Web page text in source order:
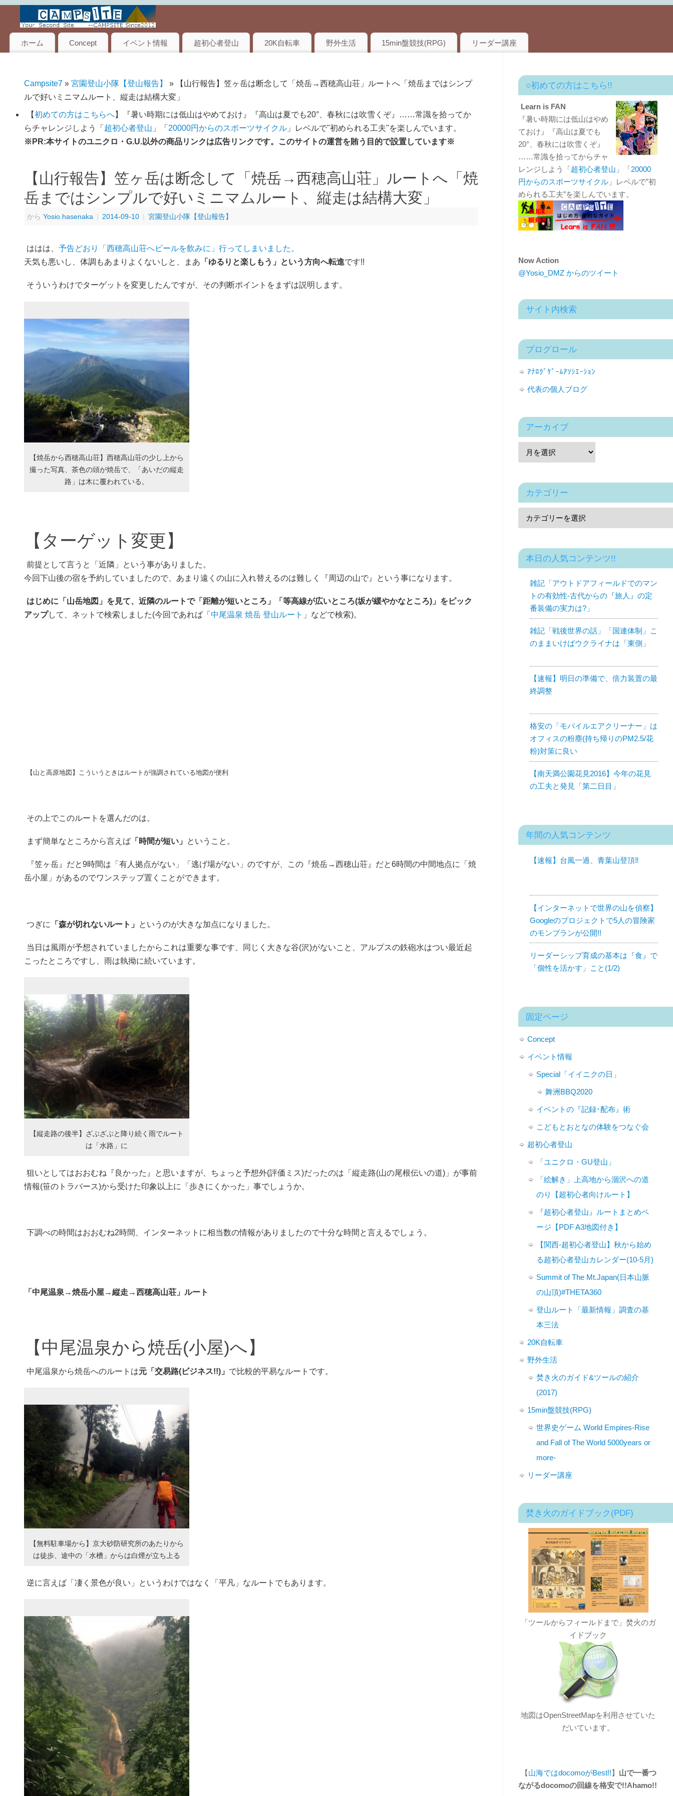
ホーム Concept イベント情報 超初心者登山 20K自転車 野外生活 15min盤競技(RPG) リーダー講座
Campsite7 » 宮園登山小隊【登山報告】
» 【山行報告】笠ヶ岳は断念して「焼岳→西穂高山荘」ルートへ「焼岳まではシンプ
ルで好いミニマムルート、縦走は結構大変」
【初めての方はこちらへ】『暑い時期には低山はやめておけ』『高山は夏でも20°、春秋には吹雪くぞ』……常識を拾ってか
らチャレンジしよう「 超初心者登山 」「 20000円からのスポーツサイクル 」レベルで"初められる工夫"を楽しんでいます。
※PR:本サイトのユニクロ・G.U.以外の商品リンクは広告リンクです。このサイトの運営を賄う目的で設置しています※
【山行報告】笠ヶ岳は断念して「焼岳→西穂高山荘」ルートへ「焼
岳まではシンプルで好いミニマムルート、縦走は結構大変」
から Yosio.hasenaka | 2014-09-10 | 宮園登山小隊【登山報告】
ははは、 予告どおり「西穂高山荘へビールを飲みに」行ってしまいました。
天気も悪いし、体調もあまりよくないしと、まあ 「ゆるりと楽しもう」という方向へ転進です!!
そういうわけでターゲットを変更したんですが、その判断ポイントをまずは説明します。
【焼岳から西穂高山荘】西穂高山荘の少し上から
撮った写真、茶色の頭が焼岳で、「あいだの縦走
路」は木に覆われている。
【ターゲット変更】
前提として言うと「近隣」という事がありました。
今回下山後の宿を予約していましたので、あまり遠くの山に入れ替えるのは難しく『周辺の山で』という事になります。
はじめに「山岳地図」を見て、近隣のルートで「距離が短いところ」「等高線が広いところ(坂が緩やかなところ)」をピック
アップして、ネットで検索しました(今回であれば「 中尾温泉 焼岳 登山ルート 」などで検索)。
【山と高原地図】こういうときはルートが強調されている地図が便利
その上でこのルートを選んだのは。
まず簡単なところから言えば 「時間が短い」 ということ。
『笠ヶ岳』だと9時間は「有人拠点がない」「逃げ場がない」のですが、この『焼岳→西穂山荘』だと6時間の中間地点に「焼
岳小屋」があるのでワンステップ置くことができます。
つぎに 「森が切れないルート」 というのが大きな加点になりました。
当日は風雨が予想されていましたからこれは重要な事です、同じく大きな谷(沢)がないこと、アルプスの鉄砲水はつい最近起
こったところですし、雨は執拗に続いています。
【縦走路の後半】ざぶざぶと降り続く雨でルート
は「水路」に
狙いとしてはおおむね『良かった』と思いますが、ちょっと予想外(評価ミス)だったのは「縦走路(山の尾根伝いの道)」が事前
情報(笹のトラバース)から受けた印象以上に「歩きにくかった」事でしょうか。
下調べの時間はおおむね2時間、インターネットに相当数の情報がありましたので十分な時間と言えるでしょう。
「中尾温泉→焼岳小屋→縦走→西穂高山荘」ルート
【中尾温泉から焼岳(小屋)へ】
中尾温泉から焼岳へのルートは元「交易路(ビジネス!!)」 で比較的平易なルートです。
【無料駐車場から】京大砂防研究所のあたりから
は徒歩、途中の「水槽」からは白煙が立ち上る
逆に言えば「凄く景色が良い」というわけではなく「平凡」なルートでもあります。
○初めての方はこちら!!
Learn is FAN
『暑い時期には低山はやめ
ておけ』『高山は夏でも
20°、春秋には吹雪くぞ』
……常識を拾ってからチャ
レンジしよう「超初心者登山 」「20000
円からのスポーツサイクル 」レベルで”初
められる工夫”を楽しんでいます。
Now Action
@Yosio_DMZ からのツイート
サイト内検索
ブログロール
ｱﾅﾛｸﾞｹﾞｰﾑｱｿｼｴｰｼｮﾝ
代表の個人ブログ
アーカイブ
カテゴリー
本日の人気コンテンツ!!
雑記「アウトドアフィールドでのマン
トの有効性-古代からの『旅人』の定
番装備の実力は?」
雑記「戦後世界の話」「国連体制」こ
のままいけばウクライナは「東側」
【速報】明日の準備で、倍力装置の最
終調整
格安の「モバイルエアクリーナー」は
オフィスの粉塵(持ち帰りのPM2.5/花
粉)対策に良い
【南天満公園花見2016】今年の花見
の工夫と発見「第二日目」
年間の人気コンテンツ
【速報】台風一過、青葉山登頂‼︎
【インターネットで世界の山を偵察】
Googleのプロジェクトで5人の冒険家
のモンブランが公開!!
リーダーシップ育成の基本は『食』で
「個性を活かす」こと(1/2)
固定ページ
Concept
イベント情報
Special「イイニクの日」
舞洲BBQ2020
イベントの『記録･配布』術
こどもとおとなの体験をつなぐ会
超初心者登山
「ユニクロ・GU登山」
「絵解き」上高地から涸沢への道
のり【超初心者向けルート】
『超初心者登山』ルートまとめペ
ージ【PDF A3地図付き】
【関西-超初心者登山】秋から始め
る超初心者登山カレンダー(10-5月)
Summit of The Mt.Japan(日本山脈
の山頂)#THETA360
登山ルート「最新情報」調査の基
本三法
20K自転車
野外生活
焚き火のガイド&ツールの紹介
(2017)
15min盤競技(RPG)
世界史ゲーム World Empires-Rise
and Fall of The World 5000years or
more-
リーダー講座
焚き火のガイドブック(PDF)
「ツールからフィールドまで」焚火のガ
イドブック
地図はOpenStreetMapを利用させていた
だいています。
【山海ではdocomoがBest!!】 山で一番つ
ながるdocomoの回線を格安で!!Ahamo!!